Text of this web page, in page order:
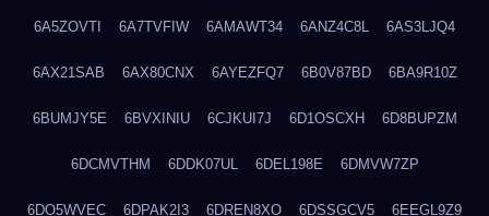
6A5ZOVTI 6A7TVFIW 6AMAWT34 6ANZ4C8L 6AS3LJQ4
6AX21SAB 6AX80CNX 6AYEZFQ7 6B0V87BD 6BA9R10Z
6BUMJY5E 6BVXINIU 6CJKUI7J 6D1OSCXH 6D8BUPZM
6DCMVTHM 6DDK07UL 6DEL198E 6DMVW7ZP
6DO5WVEC 6DPAK2I3 6DREN8XO 6DSSGCV5 6EEGL9Z9